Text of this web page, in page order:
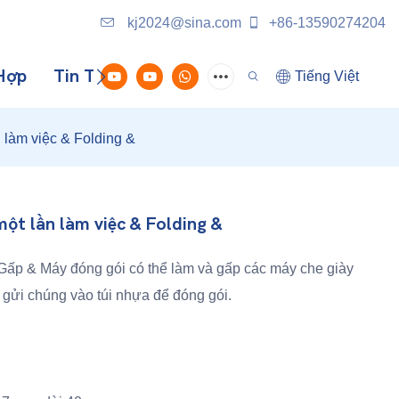
kj2024@sina.com +86-13590274204
Tin Tức Liên Hệ Với Chúng TôiTiếng Việt
làm việc & Folding &
lần làm việc & Folding &
& Máy đóng gói có thể làm và gấp các máy che giày
chúng vào túi nhựa để đóng gói.